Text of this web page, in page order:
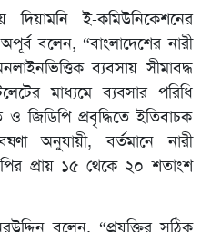
দিয়ামনি ই-কমিউনিকেশনের
বলেন, “বাংলাদেশের নারী
ব্যবসায় সীমাবদ্ধ
মাধ্যমে ব্যবসার পরিধি
ও জিডিপি প্রবৃদ্ধিতে ইতিবাচক
অনুযায়ী, বর্তমানে নারী
প্রায় ১৫ থেকে ২০ শতাংশ